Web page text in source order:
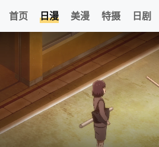
首页 日漫 美漫 特摄 日剧
我的观影记录
暂无观看影片的记录